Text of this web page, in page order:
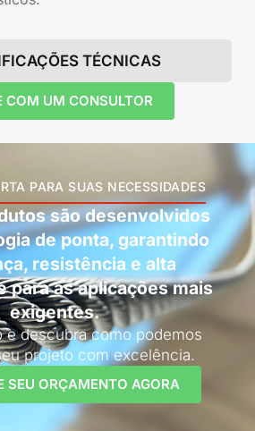
TÉCNICAS
COM UM CONSULTOR
PARA SUAS NECESSIDADES
são desenvolvidos
de ponta, garantindo
resistência e alta
para as aplicações mais
exigentes.
e descubra como podemos
projeto com excelência.
SEU ORÇAMENTO AGORA